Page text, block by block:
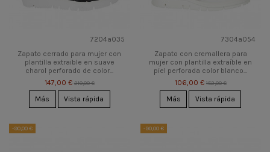
7204a035
Zapato cerrado para mujer con
plantilla extraible en suave
charol perforado de color...
147,00 € 210,00 €
Más Vista rápida
7304a054
Zapato con cremallera para
mujer con plantilla extraíble en
piel perforada color blanco...
106,00 € 152,00 €
Más Vista rápida
-90,00 € -90,00 €